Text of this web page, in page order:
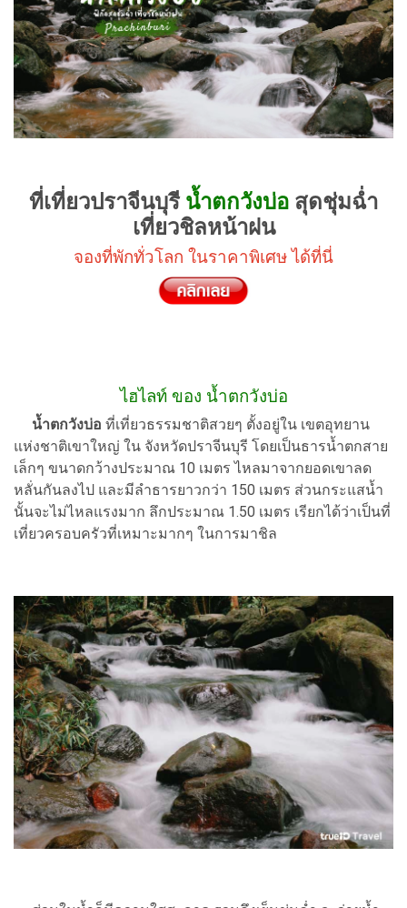
ที่เที่ยวปราจีนบุรี น้ำตกวังบ่อ สุดชุ่มฉ่ำ
เที่ยวชิลหน้าฝน
จองที่พักทั่วโลก ในราคาพิเศษ ได้ที่นี่
ไฮไลท์ ของ น้ำตกวังบ่อ
น้ำตกวังบ่อ ที่เที่ยวธรรมชาติสวยๆ ตั้งอยู่ใน เขตอุทยาน
แห่งชาติเขาใหญ่ ใน จังหวัดปราจีนบุรี โดยเป็นธารน้ำตกสาย
เล็กๆ ขนาดกว้างประมาณ 10 เมตร ไหลมาจากยอดเขาลด
หลั่นกันลงไป และมีลำธารยาวกว่า 150 เมตร ส่วนกระแสน้ำ
นั้นจะไม่ไหลแรงมาก ลึกประมาณ 1.50 เมตร เรียกได้ว่าเป็นที่
เที่ยวครอบครัวที่เหมาะมากๆ ในการมาชิล